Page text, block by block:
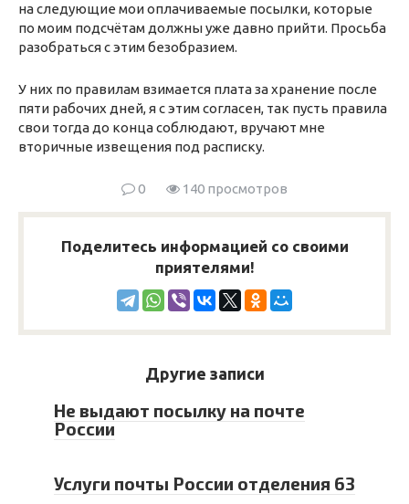
на следующие мои оплачиваемые посылки, которые
по моим подсчётам должны уже давно прийти. Просьба
разобраться с этим безобразием.
У них по правилам взимается плата за хранение после
пяти рабочих дней, я с этим согласен, так пусть правила
свои тогда до конца соблюдают, вручают мне
вторичные извещения под расписку.
0 140 просмотров
Поделитесь информацией со своими
приятелями!
Другие записи
Не выдают посылку на почте
России
Услуги почты России отделения 63